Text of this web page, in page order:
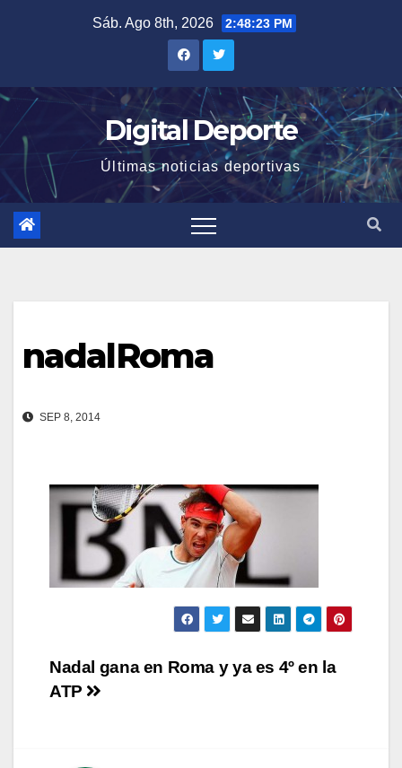
Sáb. Ago 8th, 2026 2:48:23 PM
Digital Deporte
Últimas noticias deportivas
nadalRoma
SEP 8, 2014
Navegación
Nadal gana en Roma y ya es 4º en la
ATP